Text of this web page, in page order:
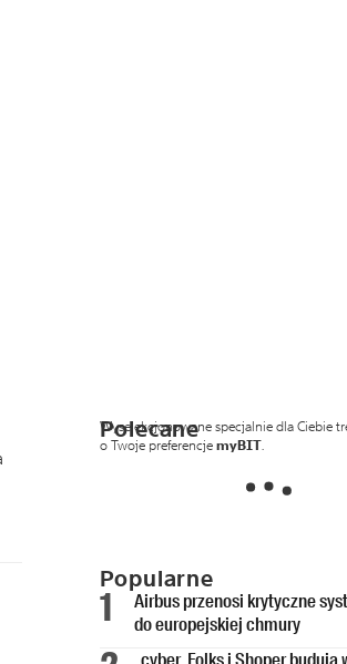
Polecane
Wyselekcjonowane specjalnie dla Ciebie
o Twoje preferencjemyBIT.
Popularne
Airbus przenosi krytyczne
do europejskiej chmury